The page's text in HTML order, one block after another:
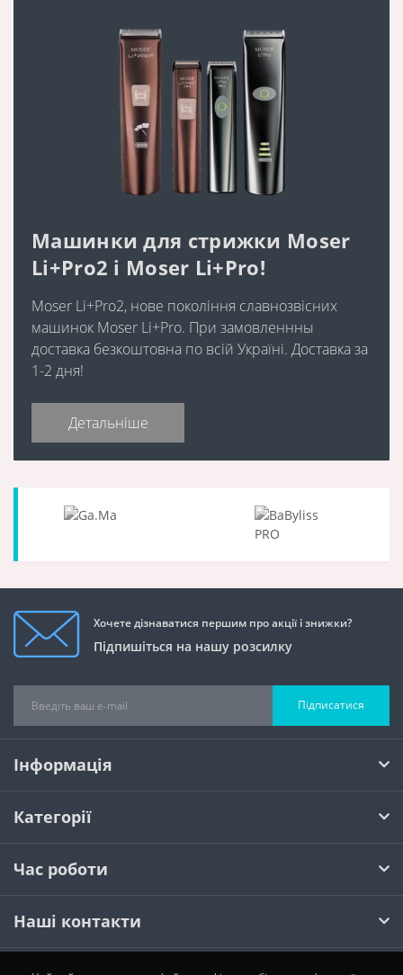
Машинки для стрижки Moser
Li+Pro2 і Moser Li+Pro!
Moser Li+Pro2, нове покоління славнозвісних
машинок Moser Li+Pro. При замовленнны
доставка безкоштовна по всій Україні. Доставка за
1-2 дня!
Детальніше
Хочете дізнаватися першим про акції і знижки?
Підпишіться на нашу розсилку
Підписатися
Інформація
Категорії
Час роботи
Наші контакти